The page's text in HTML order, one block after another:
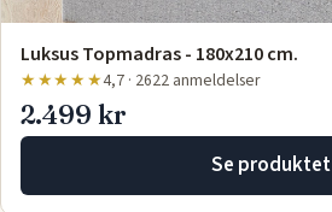
Luksus Topmadras - 180x210 cm.
★★★★★4,7 · 2622 anmeldelser
2.499 kr
Se produktet